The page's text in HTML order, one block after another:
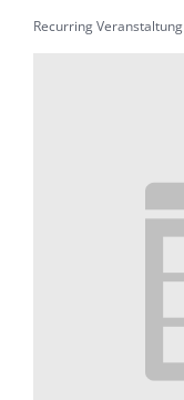
Recurring Veranstaltung